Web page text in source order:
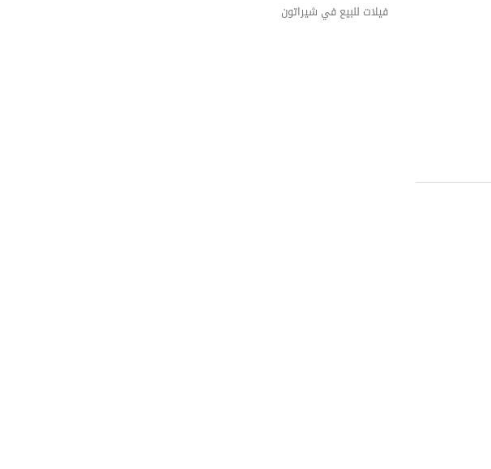
فيلات للبيع في شيراتون